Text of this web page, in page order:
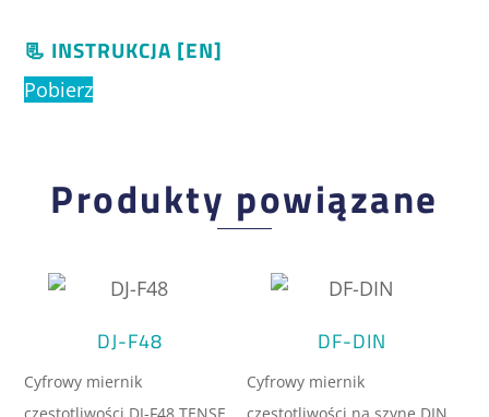
📃 INSTRUKCJA [EN]
Pobierz
Produkty powiązane
DJ-F48
Cyfrowy miernik
DF-DIN
Cyfrowy miernik